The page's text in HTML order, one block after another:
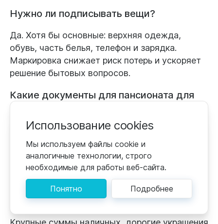
Нужно ли подписывать вещи?
Да. Хотя бы основные: верхняя одежда,
обувь, часть белья, телефон и зарядка.
Маркировка снижает риск потерь и ускоряет
решение бытовых вопросов.
Какие документы для пансионата для
пожилых обычно просят?
Чаще всего — паспорт, полис и СНИЛС (плюс
копии). Дополнительно могут попросить
заполнить анкету или предоставить сведения
для договора. Точный список зависит от
конкретного учреждения.
Что нельзя брать в пансионат?
Использование cookies
Мы используем файлы cookie и
аналогичные технологии, строго
необходимые для работы веб-сайта.
Понятно Подробнее